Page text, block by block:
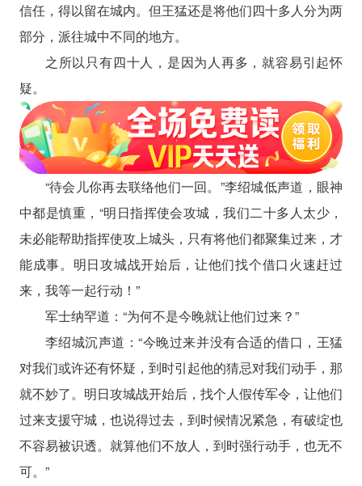
信任，得以留在城内。但王猛还是将他们四十多人分为两
部分，派往城中不同的地方。
之所以只有四十人，是因为人再多，就容易引起怀
疑。
“待会儿你再去联络他们一回。”李绍城低声道，眼神
中都是慎重，“明日指挥使会攻城，我们二十多人太少，
未必能帮助指挥使攻上城头，只有将他们都聚集过来，才
能成事。明日攻城战开始后，让他们找个借口火速赶过
来，我等一起行动！”
军士纳罕道：“为何不是今晚就让他们过来？”
李绍城沉声道：“今晚过来并没有合适的借口，王猛
对我们或许还有怀疑，到时引起他的猜忌对我们动手，那
就不妙了。明日攻城战开始后，找个人假传军令，让他们
过来支援守城，也说得过去，到时候情况紧急，有破绽也
不容易被识透。就算他们不放人，到时强行动手，也无不
可。”